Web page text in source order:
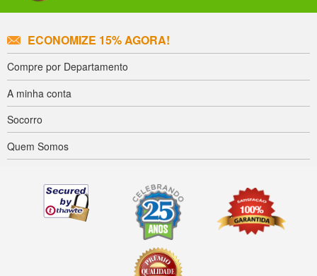
ECONOMIZE 15% AGORA!
Compre por Departamento
A minha conta
Socorro
Quem Somos